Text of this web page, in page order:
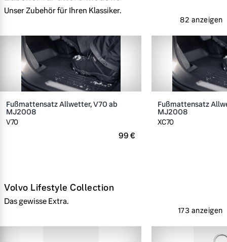
Unser Zubehör für Ihren Klassiker.
82 anzeigen
Fußmattensatz Allwetter, V70 ab
MJ2008
V70
99 €
Fußmattensatz
MJ2008
XC70
Volvo Lifestyle Collection
Das gewisse Extra.
173 anzeigen